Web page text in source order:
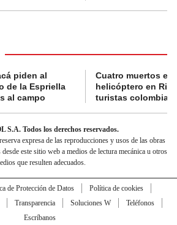
piden al
de la Espriella
al campo
Cuatro muertos en
helicóptero en
turistas
S.A. Todos los derechos reservados.
expresa de las reproducciones y usos de las obras
este sitio web a medios de lectura mecánica u otros
que resulten adecuados.
de Protección de Datos
Política de cookies
Transparencia Soluciones W
Teléfonos
Escríbanos